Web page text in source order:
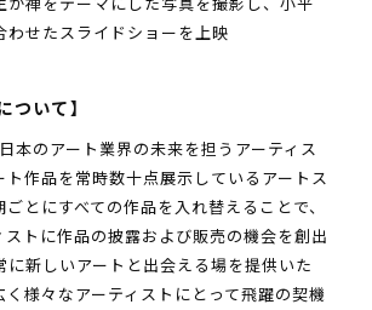
わせたスライドショーを上映
ついて】
本のアート業界の未来を担うアーティス
ト作品を常時数十点展示しているアートス
とにすべての作品を入れ替えることで、
ストに作品の披露および販売の機会を創出
に新しいアートと出会える場を提供いた
く様々なアーティストにとって飛躍の契機